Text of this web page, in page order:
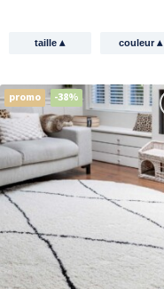
taille▴ couleur▴
promo -38%